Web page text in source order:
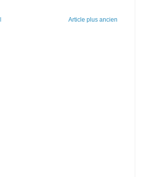
Article plus ancien